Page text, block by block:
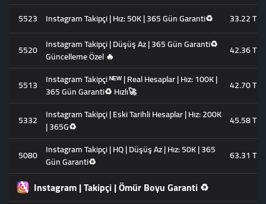
5523 Instagram Takipçi | Hız: 50K | 365 Gün Garanti♻️ 33.22 TL
5520 Instagram Takipçi | Düşüş Az | 365 Gün Garanti♻️
Güncelleme Özel 🔥
42.36 TL
5513
Instagram Takipçi ᴺᴱᵂ | Real Hesaplar | Hız: 100K |
365 Gün Garanti♻️ Hızlı🚀
42.70 TL
5332
Instagram Takipçi | Eski Tarihli Hesaplar | Hız: 200K
| 365G♻️
45.58 TL
5080 Instagram Takipçi | HQ | Düşüş Az | Hız: 50K | 365
Gün Garanti♻️
63.31 TL
Instagram | Takipçi | Ömür Boyu Garanti ♻️